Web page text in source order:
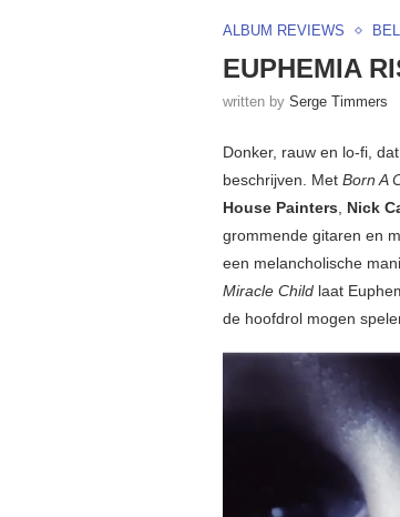
ALBUM REVIEWS
EUPHEMIA
written by Serge Timmers
Donker, rauw en lo-fi,
beschrijven. Met Born A
House Painters, Nick
grommende gitaren en
een melancholische
Miracle Child laat
de hoofdrol mogen